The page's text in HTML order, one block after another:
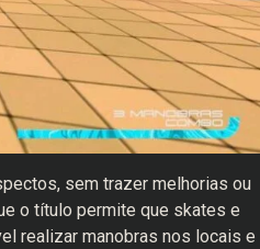
sem trazer melhorias ou
o título permite que skates e
realizar manobras nos locais e